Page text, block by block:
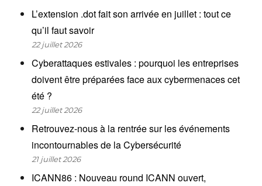
L’extension .dot fait son arrivée en juillet : tout ce
qu’il faut savoir
22 juillet 2026
Cyberattaques estivales : pourquoi les entreprises
doivent être préparées face aux cybermenaces cet
été ?
22 juillet 2026
Retrouvez-nous à la rentrée sur les événements
incontournables de la Cybersécurité
21 juillet 2026
ICANN86 : Nouveau round ICANN ouvert,